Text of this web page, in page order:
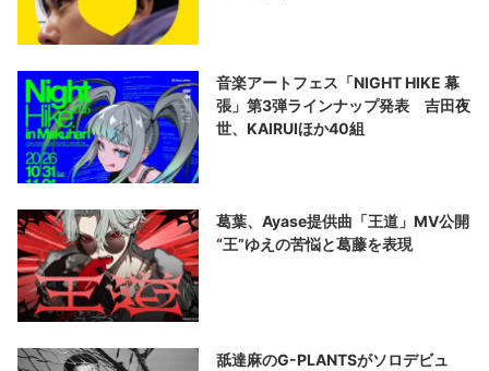
音楽アートフェス「NIGHT HIKE 幕
張」第3弾ラインナップ発表 吉田夜
世、KAIRUIほか40組
葛葉、Ayase提供曲「王道」MV公開
“王”ゆえの苦悩と葛藤を表現
舐達麻のG-PLANTSがソロデビュ